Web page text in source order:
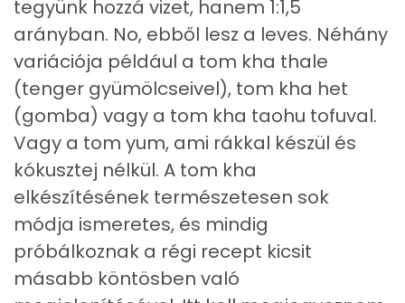
α-karotin
0 micro
β-karotin
11 micro
β-crypt
0 micro
Likopin
0 micro
Lut-zea
0 micro
Összesen 644 kcal
tegyünk hozzá vizet, hanem 1:1,5
arányban. No, ebből lesz a leves. Néhány
variációja például a tom kha thale
(tenger gyümölcseivel), tom kha het
(gomba) vagy a tom kha taohu tofuval.
Vagy a tom yum, ami rákkal készül és
kókusztej nélkül. A tom kha
elkészítésének természetesen sok
módja ismeretes, és mindig
próbálkoznak a régi recept kicsit
másabb köntösben való